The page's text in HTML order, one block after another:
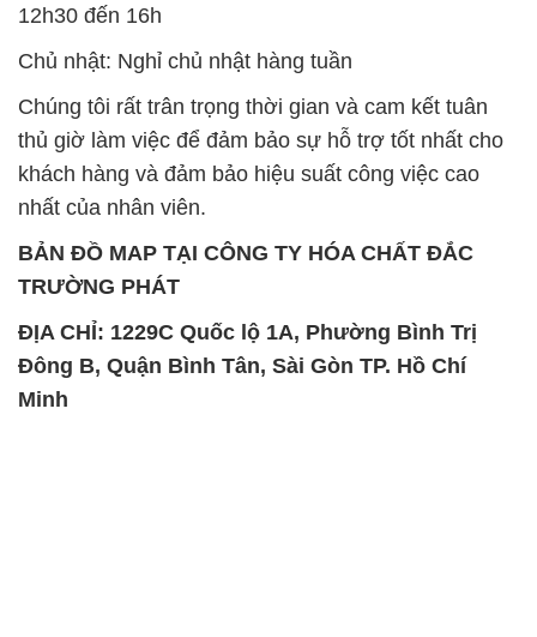
12h30 đến 16h
Chủ nhật: Nghỉ chủ nhật hàng tuần
Chúng tôi rất trân trọng thời gian và cam kết tuân
thủ giờ làm việc để đảm bảo sự hỗ trợ tốt nhất cho
khách hàng và đảm bảo hiệu suất công việc cao
nhất của nhân viên.
BẢN ĐỒ MAP TẠI CÔNG TY HÓA CHẤT ĐẮC
TRƯỜNG PHÁT
ĐỊA CHỈ: 1229C Quốc lộ 1A, Phường Bình Trị
Đông B, Quận Bình Tân, Sài Gòn TP. Hồ Chí
Minh